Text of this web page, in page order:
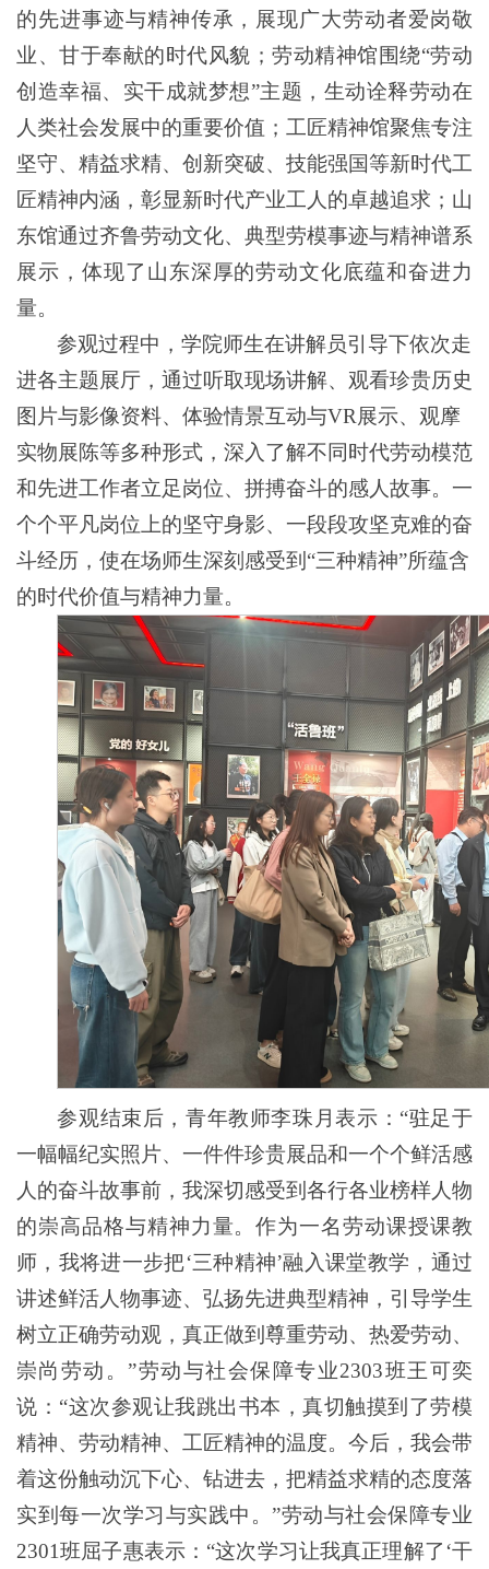
的先进事迹与精神传承，展现广大劳动者爱岗敬
业、甘于奉献的时代风貌；劳动精神馆围绕“劳动
创造幸福、实干成就梦想”主题，生动诠释劳动在
人类社会发展中的重要价值；工匠精神馆聚焦专注
坚守、精益求精、创新突破、技能强国等新时代工
匠精神内涵，彰显新时代产业工人的卓越追求；山
东馆通过齐鲁劳动文化、典型劳模事迹与精神谱系
展示，体现了山东深厚的劳动文化底蕴和奋进力
量。
参观过程中，学院师生在讲解员引导下依次走
进各主题展厅，通过听取现场讲解、观看珍贵历史
图片与影像资料、体验情景互动与VR展示、观摩
实物展陈等多种形式，深入了解不同时代劳动模范
和先进工作者立足岗位、拼搏奋斗的感人故事。一
个个平凡岗位上的坚守身影、一段段攻坚克难的奋
斗经历，使在场师生深刻感受到“三种精神”所蕴含
的时代价值与精神力量。
参观结束后，青年教师李珠月表示：“驻足于
一幅幅纪实照片、一件件珍贵展品和一个个鲜活感
人的奋斗故事前，我深切感受到各行各业榜样人物
的崇高品格与精神力量。作为一名劳动课授课教
师，我将进一步把‘三种精神’融入课堂教学，通过
讲述鲜活人物事迹、弘扬先进典型精神，引导学生
树立正确劳动观，真正做到尊重劳动、热爱劳动、
崇尚劳动。”劳动与社会保障专业2303班王可奕
说：“这次参观让我跳出书本，真切触摸到了劳模
精神、劳动精神、工匠精神的温度。今后，我会带
着这份触动沉下心、钻进去，把精益求精的态度落
实到每一次学习与实践中。”劳动与社会保障专业
2301班屈子惠表示：“这次学习让我真正理解了‘干